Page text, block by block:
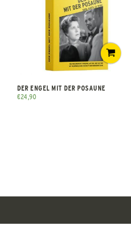
DER ENGEL MIT DER POSAUNE
€24,90